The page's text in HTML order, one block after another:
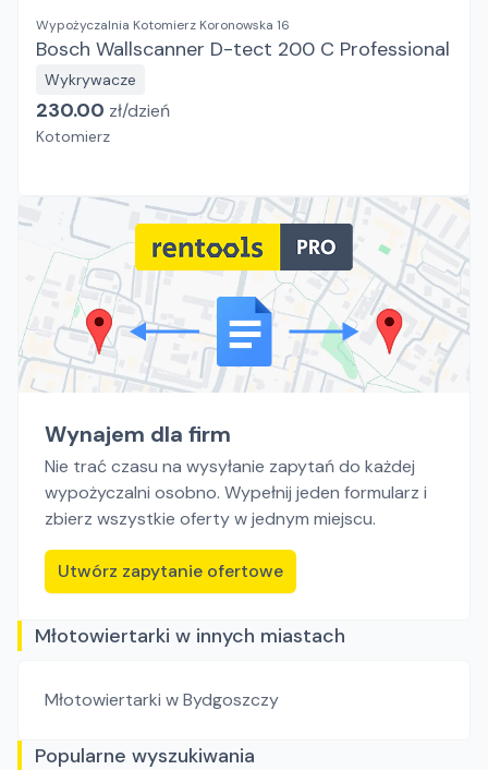
Wypożyczalnia Kotomierz Koronowska 16
Bosch Wallscanner D-tect 200 C Professional
Wykrywacze
230.00 zł/dzień
Kotomierz
Wynajem dla firm
Nie trać czasu na wysyłanie zapytań do każdej
wypożyczalni osobno. Wypełnij jeden formularz i
zbierz wszystkie oferty w jednym miejscu.
Utwórz zapytanie ofertowe
Młotowiertarki w innych miastach
Młotowiertarki w Bydgoszczy
Popularne wyszukiwania